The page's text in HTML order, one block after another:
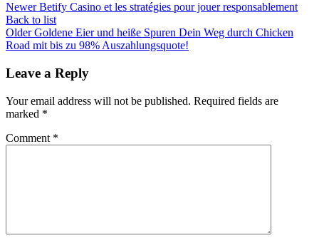
Newer Betify Casino et les stratégies pour jouer responsablement
Back to list
Older Goldene Eier und heiße Spuren Dein Weg durch Chicken
Road mit bis zu 98% Auszahlungsquote!
Leave a Reply
Your email address will not be published. Required fields are
marked *
Comment *